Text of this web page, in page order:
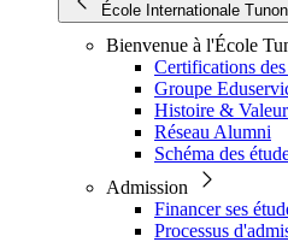
École Internationale Tunon
Bienvenue à l'École
Certifications
Groupe
Histoire &
Réseau Alumni
Schéma des
Admission
Financer ses
Processus